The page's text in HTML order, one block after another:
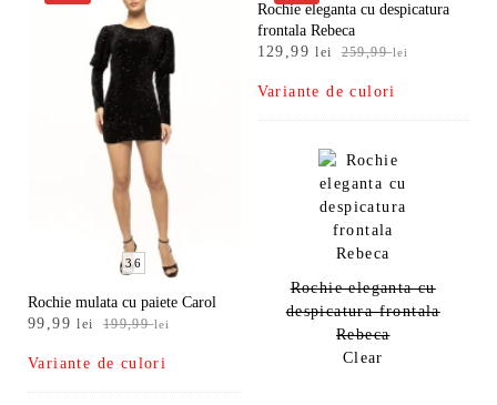
36
Rochie mulata cu paiete Carol
199,99lei
Prețul
a
fost:
99,99lei
Prețul
este:
99,99 lei.
Variante de culori
Rochie eleganta cu despicatura
frontala Rebeca
259,99lei
Prețul
a
fost:
129,99lei
Prețul
este:
129,99 lei.
Variante de culori
Rochie eleganta cu
despicatura frontala
Rebeca
Clear